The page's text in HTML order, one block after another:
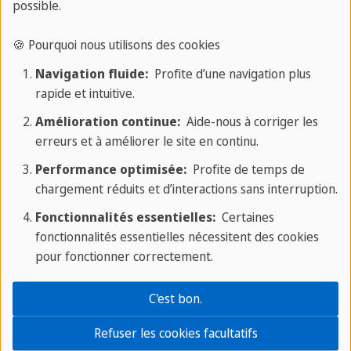
langues.Tous les cours "
As-tu des doutes concernant la
d'inscription ?Ne t'inquiète pas, c'est facile.En
savoir plus "
Tu te demandes quelles sont lesconditions
d'entrée àMalte ? Ne t'inquiète pas, elles ne sont
pas compliquées.En savoir plus... "
Plus de questions fréquemment posées
possible.
🍪 Pourquoi nous utilisons des cookies
Navigation fluide:Profite d’une navigation plus
rapide et intuitive.
Amélioration continue:Aide-nous à corriger les
erreurs et à améliorer le site en continu.
Performance optimisée:Profite de temps de
chargement réduits et d’interactions sans interruption.
Fonctionnalités essentielles:Certaines
fonctionnalités essentielles nécessitent des cookies
pour fonctionner correctement.
Refuser les cookies facultatifs
C'est bon.